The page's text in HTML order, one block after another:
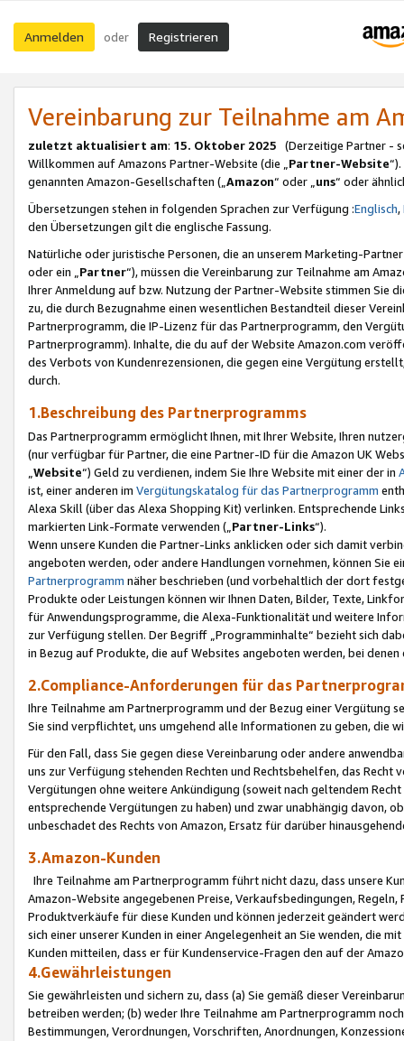
Anmelden oder Registrieren
Vereinbarung zur Teilnahme am
zuletzt aktualisiert am: 15. Oktober 2025 (Derzeitige Partner -
Willkommen auf Amazons Partner-Website (die „Partner-Website
genannten Amazon-Gesellschaften („Amazon“ oder „uns“ oder
Übersetzungen stehen in folgenden Sprachen zur Verfügung :Englisch,
den Übersetzungen gilt die englische Fassung.
Natürliche oder juristische Personen, die an unserem Marketing-
oder ein „Partner“), müssen die Vereinbarung zur Teilnahme am
Ihrer Anmeldung auf bzw. Nutzung der Partner-Website stimmen Sie
zu, die durch Bezugnahme einen wesentlichen Bestandteil dieser
Partnerprogramm, die IP-Lizenz für das Partnerprogramm, den
Partnerprogramm). Inhalte, die du auf der Website Amazon.com
des Verbots von Kundenrezensionen, die gegen eine Vergütung
durch.
1.Beschreibung des Partnerprogramms
Das Partnerprogramm ermöglicht Ihnen, mit Ihrer Website, Ihren
(nur verfügbar für Partner, die eine Partner-ID für die Amazon UK
Website“) Geld zu verdienen, indem Sie Ihre Website mit einer der in
ist, einer anderen im Vergütungskatalog für das Partnerprogramm
Alexa Skill (über das Alexa Shopping Kit) verlinken. Entsprechende
markierten Link-Formate verwenden („ Partner-Links“).
Wenn unsere Kunden die Partner-Links anklicken oder sich damit
angeboten werden, oder andere Handlungen vornehmen, können Sie
Partnerprogramm näher beschrieben (und vorbehaltlich der dort
Produkte oder Leistungen können wir Ihnen Daten, Bilder, Texte,
für Anwendungsprogramme, die Alexa-Funktionalität und weitere
zur Verfügung stellen. Der Begriff „Programminhalte“ bezieht sich
in Bezug auf Produkte, die auf Websites angeboten werden, bei
2.Compliance-Anforderungen für das
Ihre Teilnahme am Partnerprogramm und der Bezug einer Vergütung
Sie sind verpflichtet, uns umgehend alle Informationen zu geben, die
Für den Fall, dass Sie gegen diese Vereinbarung oder andere
uns zur Verfügung stehenden Rechten und Rechtsbehelfen, das
Vergütungen ohne weitere Ankündigung (soweit nach geltendem
entsprechende Vergütungen zu haben) und zwar unabhängig davon,
unbeschadet des Rechts von Amazon, Ersatz für darüber
3.Amazon-Kunden
Ihre Teilnahme am Partnerprogramm führt nicht dazu, dass unsere
Amazon-Website angegebenen Preise, Verkaufsbedingungen,
Produktverkäufe für diese Kunden und können jederzeit geändert
sich einer unserer Kunden in einer Angelegenheit an Sie wenden, die
Kunden mitteilen, dass er für Kundenservice-Fragen den auf der
4.Gewährleistungen
Sie gewährleisten und sichern zu, dass (a) Sie gemäß dieser
betreiben werden; (b) weder Ihre Teilnahme am Partnerprogramm
Bestimmungen, Verordnungen, Vorschriften, Anordnungen,